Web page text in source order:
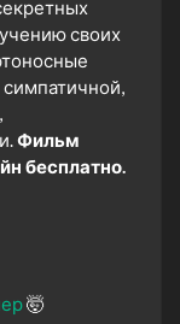
своих
Фильм
бесплатно.
🤯